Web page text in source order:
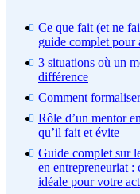
Ce que fait (et ne
guide complet pour
3 situations où un
différence
Comment
Rôle d’un mentor
qu’il fait et évite
Guide complet sur
en entrepreneuriat
idéale pour votre